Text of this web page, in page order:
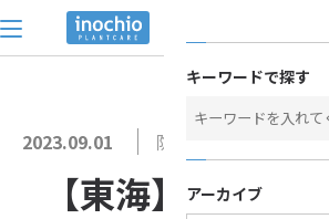
トップ>お役立ち情報
2023.09.01 防除チラシ(病害虫情
【東海】病害虫注
キーワードで探す
アーカイブ